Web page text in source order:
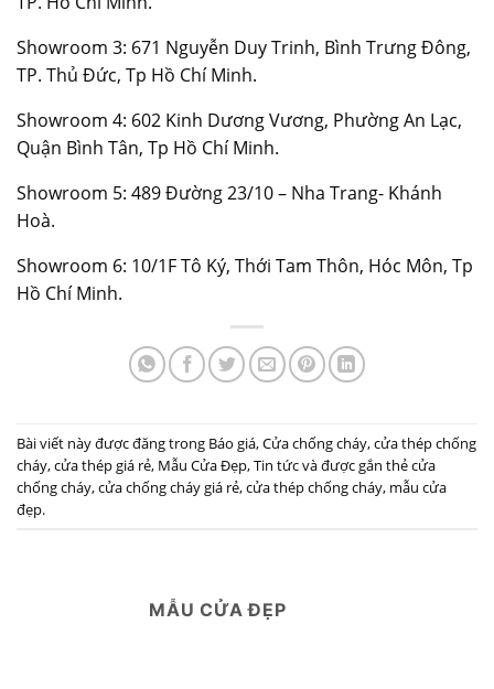
Showroom 3: 671 Nguyễn Duy Trinh, Bình Trưng Đông,
TP. Thủ Đức, Tp Hồ Chí Minh.
Showroom 4: 602 Kinh Dương Vương, Phường An Lạc,
Quận Bình Tân, Tp Hồ Chí Minh.
Showroom 5: 489 Đường 23/10 – Nha Trang- Khánh
Hoà.
Showroom 6: 10/1F Tô Ký, Thới Tam Thôn, Hóc Môn, Tp
Hồ Chí Minh.
Bài viết này được đăng trong Báo giá,Cửa chống cháy,cửa thép chống
cháy,cửa thép giá rẻ, Mẫu Cửa Đẹp,Tin tứcvà được gắn thẻcửa
chống cháy,cửa chống cháy giá rẻ,cửa thép chống cháy, mẫu cửa
đẹp.
MẪU CỬA ĐẸP